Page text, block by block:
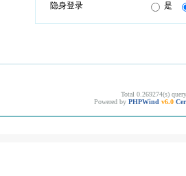
隐身登录 是
Total 0.269274(s)
Powered by PHPWind v6.0